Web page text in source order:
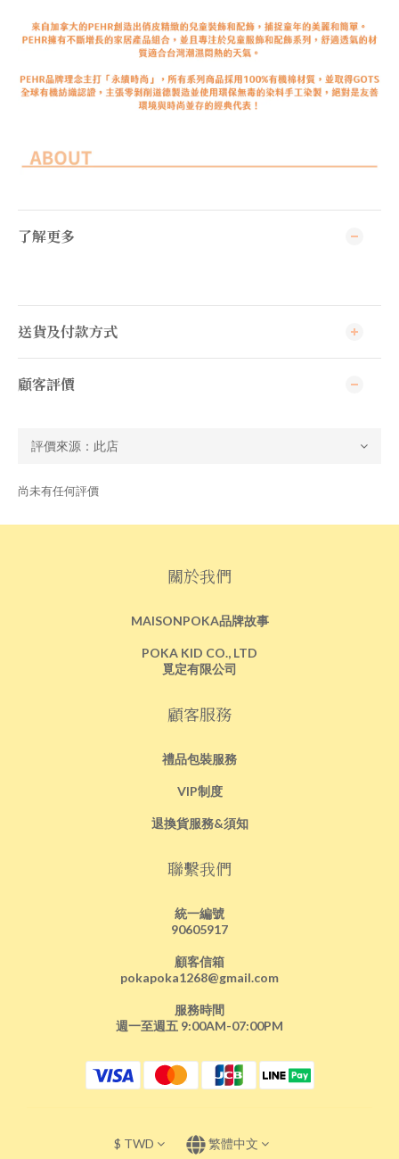
了解更多
送貨及付款方式
顧客評價
尚未有任何評價
關於我們
MAISONPOKA品牌故事
POKA KID CO., LTD
覓定有限公司
顧客服務
禮品包裝服務
VIP制度
退換貨服務&須知
聯繫我們
統一編號
90605917
顧客信箱
pokapoka1268@gmail.com
服務時間
週一至週五 9:00AM-07:00PM
$ TWD 繁體中文